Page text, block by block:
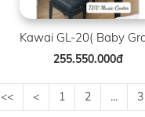
255.550.000đ
<< < 1 2 ... 3